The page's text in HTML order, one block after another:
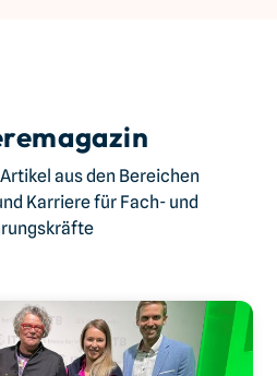
aus den Bereichen
Karriere für Fach- und